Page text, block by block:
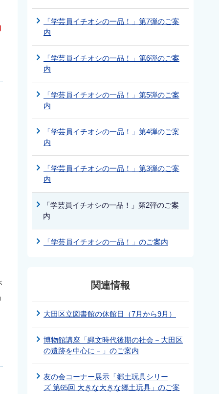
「学芸員イチオシの一品！」第7弾のご案
内
「学芸員イチオシの一品！」第6弾のご案
内
「学芸員イチオシの一品！」第5弾のご案
内
「学芸員イチオシの一品！」第4弾のご案
内
「学芸員イチオシの一品！」第3弾のご案
内
「学芸員イチオシの一品！」第2弾のご案
内
「学芸員イチオシの一品！」のご案内
関連情報
大田区立図書館の休館日（7月から9月）
博物館講座「縄文時代後期の社会－大田区
の遺跡を中心に－」のご案内
友の会コーナー展示「郷土玩具シリー
ズ 第65回 大きな大きな郷土玩具」のご案